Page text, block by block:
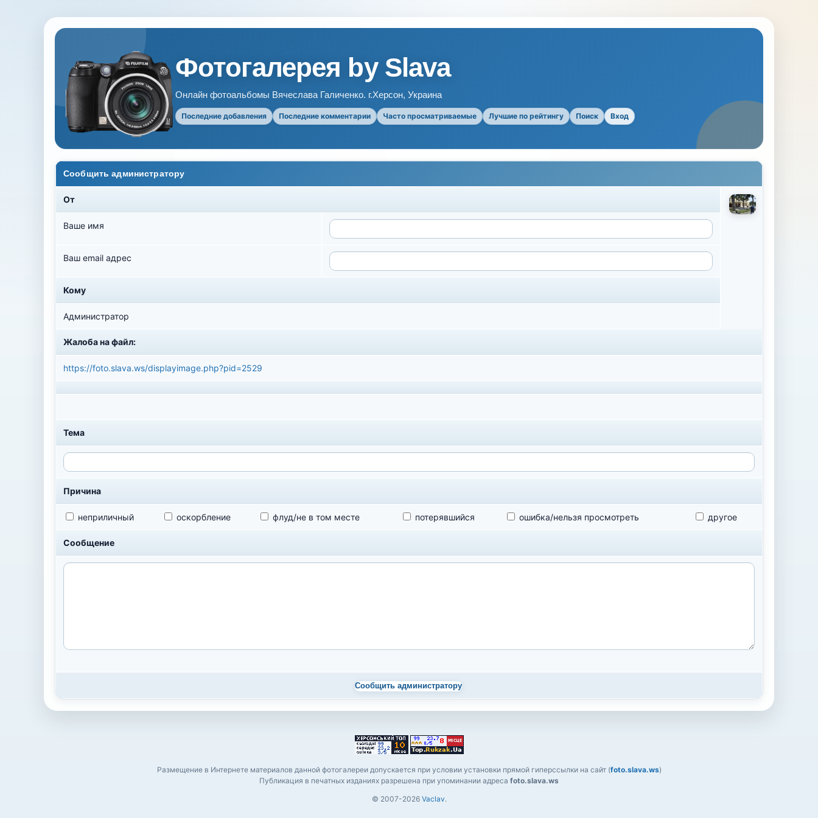
Фотогалерея by Slava
Онлайн фотоальбомы Вячеслава Галиченко. г.Херсон, Украина
Последние добавления Последние комментарии Часто просматриваемые Лучшие по рейтингу Поиск Вход
Сообщить администратору
От
Ваше имя
Ваш email адрес
Кому
Администратор
Жалоба на файл:
https://foto.slava.ws/displayimage.php?pid=2529
Тема
Причина
неприличный оскорбление флуд/не в том месте потерявшийся ошибка/нельзя просмотреть другое
Сообщение
Сообщить администратору
Размещение в Интернете материалов данной фотогалереи допускается при условии установки прямой гиперссылки на сайт (foto.slava.ws)
Публикация в печатных изданиях разрешена при упоминании адреса foto.slava.ws
© 2007-2026 Vaclav.